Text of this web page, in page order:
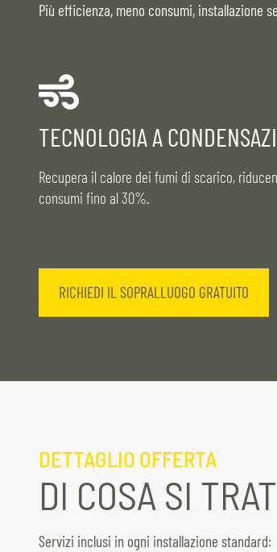
Più efficienza, meno consumi, installazione
TECNOLOGIA A
Recupera il calore dei fumi di scarico,
consumi fino al 30%.
RICHIEDI IL SOPRALLUOGO GRATUITO
DETTAGLIO OFFERTA
DI COSA SI
Servizi inclusi in ogni installazione standard: